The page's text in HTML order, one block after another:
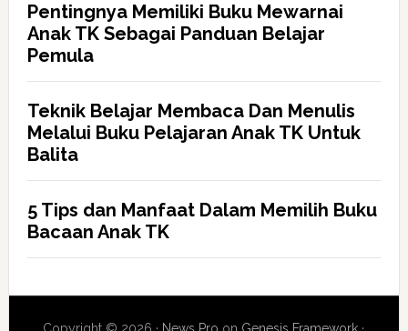
Pentingnya Memiliki Buku Mewarnai
Anak TK Sebagai Panduan Belajar
Pemula
Teknik Belajar Membaca Dan Menulis
Melalui Buku Pelajaran Anak TK Untuk
Balita
5 Tips dan Manfaat Dalam Memilih Buku
Bacaan Anak TK